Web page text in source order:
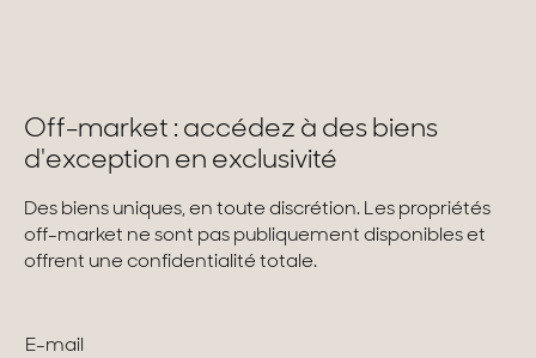
Off-market : accédez à des biens
d'exception en exclusivité
Des biens uniques, en toute discrétion. Les propriétés
off-market ne sont pas publiquement disponibles et
offrent une confidentialité totale.